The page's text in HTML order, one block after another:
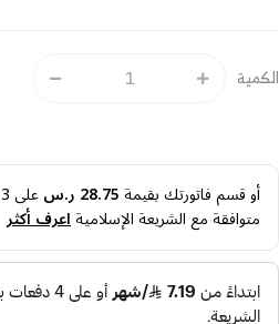
الكمية
أو قسم فاتورتك بقيمة 28.75 ر.س على3
متوافقة مع الشريعة الإسلاميةاعرف أكثر